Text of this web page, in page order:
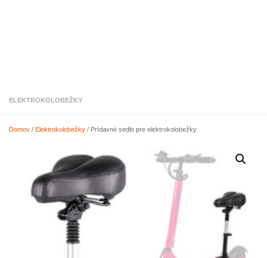
ELEKTROKOLOBEŽKY
Domov / Elektrokolobežky / Prídavné sedlo pre elektrokolobežky